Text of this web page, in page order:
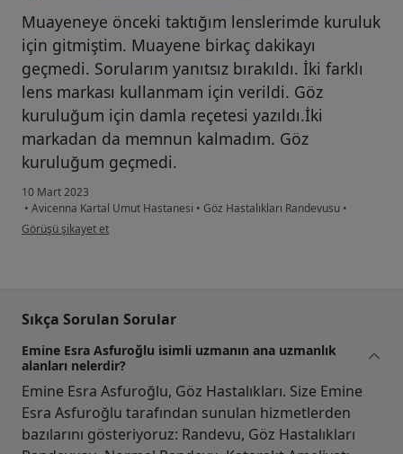
Muayeneye önceki taktığım lenslerimde kuruluk
için gitmiştim. Muayene birkaç dakikayı
geçmedi. Sorularım yanıtsız bırakıldı. İki farklı
lens markası kullanmam için verildi. Göz
kuruluğum için damla reçetesi yazıldı.İki
markadan da memnun kalmadım. Göz
kuruluğum geçmedi.
10 Mart 2023
• Avicenna Kartal Umut Hastanesi • Göz Hastalıkları Randevusu •
kullanıcının görüşüne göre Hasta
Görüşü şikayet et
Sıkça Sorulan Sorular
Emine Esra Asfuroğlu isimli uzmanın ana uzmanlık
alanları nelerdir?
Emine Esra Asfuroğlu, Göz Hastalıkları. Size Emine
Esra Asfuroğlu tarafından sunulan hizmetlerden
bazılarını gösteriyoruz: Randevu, Göz Hastalıkları